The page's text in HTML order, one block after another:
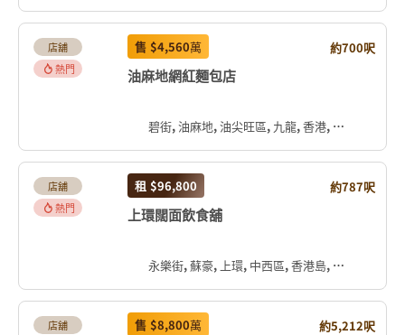
店舖
熱門
售 $4,560萬 約700呎
油麻地網紅麵包店
碧街, 油麻地, 油尖旺區, 九龍, 香港, 中国
店舖
熱門
租 $96,800 約787呎
上環闊面飲食舖
永樂街, 蘇豪, 上環, 中西區, 香港島, 香港, 中国
店舖
售 $8,800萬 約5,212呎